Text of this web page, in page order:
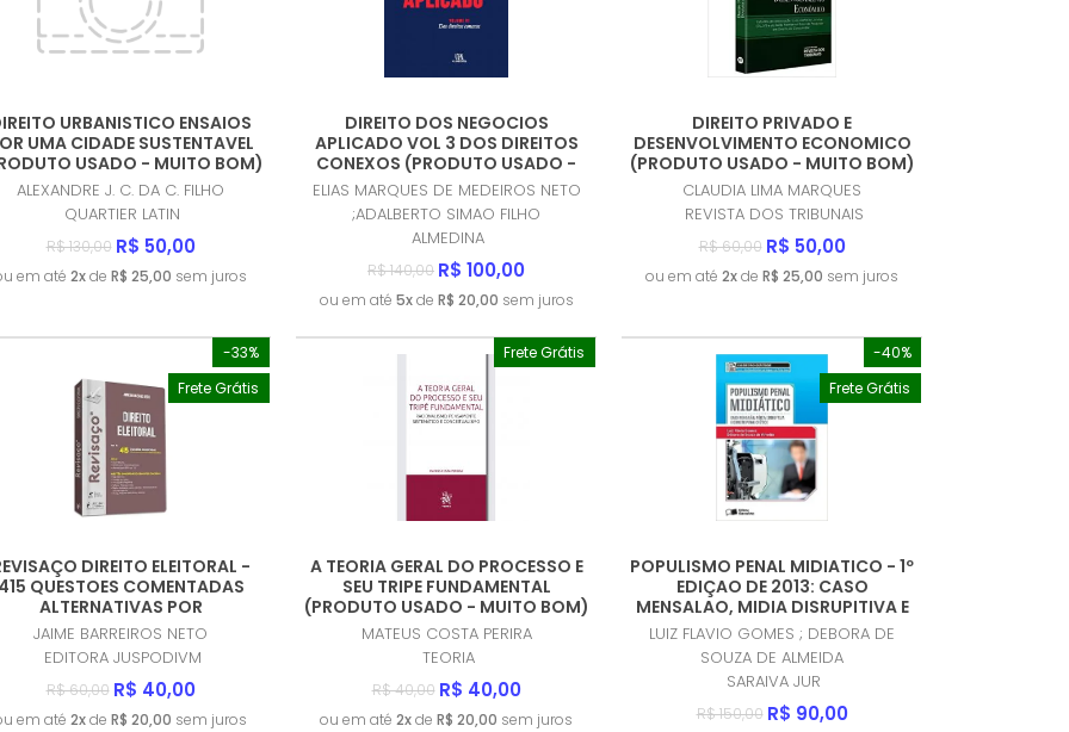
URBANISTICO ENSAIOS
UMA CIDADE SUSTENTAVEL
USADO - MUITO BOM)
ALEXANDRE J. C. DA C. FILHO
QUARTIER LATIN
R$ 130,00 R$ 50,00
em até 2xde R$ 25,00 sem juros
DIREITO DOS NEGOCIOS
APLICADO VOL 3 DOS DIREITOS
CONEXOS (PRODUTO USADO -
MUITO BOM)
ELIAS MARQUES DE MEDEIROS NETO
;ADALBERTO SIMAO FILHO
ALMEDINA
R$ 140,00 R$ 100,00
ou em até 5xde R$ 20,00 sem juros
DIREITO PRIVADO E
DESENVOLVIMENTO ECONOMICO
(PRODUTO USADO - MUITO BOM)
CLAUDIA LIMA MARQUES
REVISTA DOS TRIBUNAIS
R$ 60,00 R$ 50,00
ou em até 2xde R$ 25,00 sem juros
-33%
Frete Grátis
DIREITO ELEITORAL -
415 QUESTOES COMENTADAS
ALTERNATIVAS POR
(2024) (PRODUTO
USADO - COMO NOVO)
JAIME BARREIROS NETO
EDITORA JUSPODIVM
R$ 60,00 R$ 40,00
em até 2xde R$ 20,00 sem juros
Frete Grátis
A TEORIA GERAL DO PROCESSO E
SEU TRIPE FUNDAMENTAL
(PRODUTO USADO - MUITO BOM)
MATEUS COSTA PERIRA
TEORIA
R$ 40,00 R$ 40,00
ou em até 2xde R$ 20,00 sem juros
-40%
Frete Grátis
POPULISMO PENAL MIDIATICO - 1º
EDIÇAO DE 2013: CASO
MENSALAO, MIDIA DISRUPITIVA E
DIREITO PENAL CRITICO
(PRODUTO USADO - MUITO BOM)
LUIZ FLAVIO GOMES ; DEBORA DE
SOUZA DE ALMEIDA
SARAIVA JUR
R$ 150,00 R$ 90,00